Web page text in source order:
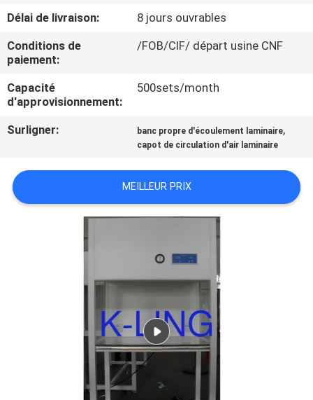
CONTRÔLE
DE
LA
QUALITÉ
CONTACTER
NOUVELLES
AFFAIRES
Délai de livraison:
8 jours ouvrables
Conditions de
paiement:
/FOB/CIF/ départ usine CNF
Capacité
d'approvisionnement:
500sets/month
Surligner: banc propre d'écoulement laminaire,
capot de circulation d'air laminaire
MEILLEUR PRIX